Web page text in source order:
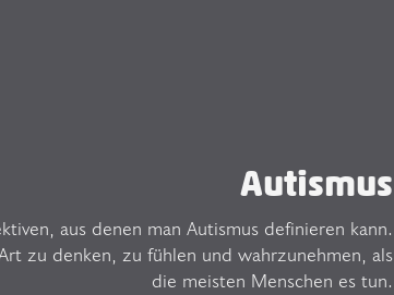
Autismus
aus denen man Autismus definieren kann.
zu denken, zu fühlen und wahrzunehmen, als
die meisten Menschen es tun.